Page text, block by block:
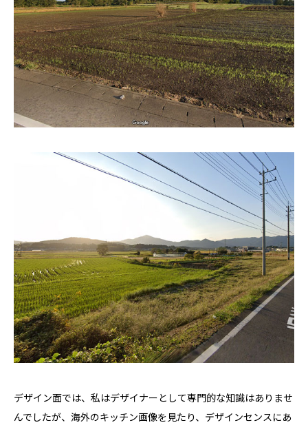
デザイン面では、私はデザイナーとして専門的な知識はありませ
んでしたが、海外のキッチン画像を見たり、デザインセンスにあ